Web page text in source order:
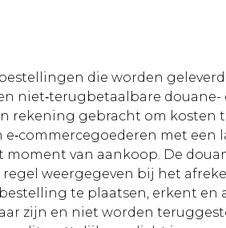
die worden
niet‑terugbetaalbare douane-
rekening gebracht om kosten
met een
van aankoop. De
weergegeven bij het
te plaatsen, erkent en
zijn en niet worden